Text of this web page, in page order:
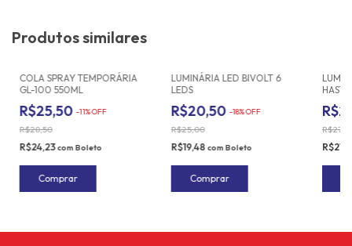
Produtos similares
COLA SPRAY TEMPORÁRIA
GL-100 550ML
R$25,50 -11%OFF
R$28,50
R$24,23com Boleto
LUMINÁRIA LED BIVOLT 6
LEDS
R$20,50 -18%OFF
R$25,00
R$19,48 com Boleto